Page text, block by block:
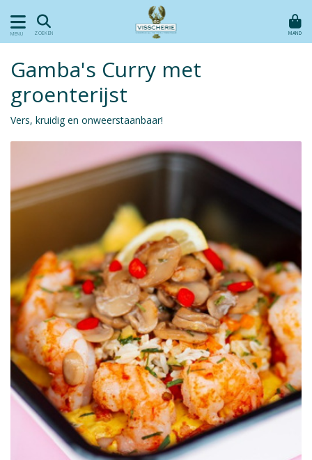
MENU ZOEKEN MAND
Gamba's Curry met
groenterijst
Vers, kruidig en onweerstaanbaar!